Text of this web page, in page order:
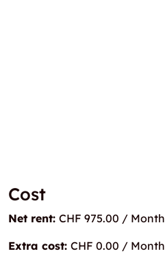
Cost
Net rent: CHF 975.00 / Month
Extra cost: CHF 0.00 / Month